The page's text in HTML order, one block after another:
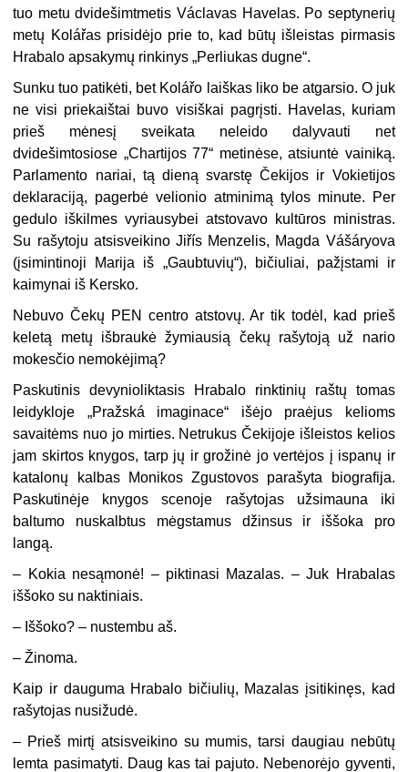
tuo metu dvidešimtmetis Václavas Havelas. Po septynerių
metų Kolářas prisidėjo prie to, kad būtų išleistas pirmasis
Hrabalo apsakymų rinkinys „Perliukas dugne“.
Sunku tuo patikėti, bet Kolářo laiškas liko be atgarsio. O juk
ne visi priekaištai buvo visiškai pagrįsti. Havelas, kuriam
prieš mėnesį sveikata neleido dalyvauti net
dvidešimtosiose „Chartijos 77“ metinėse, atsiuntė vainiką.
Parlamento nariai, tą dieną svarstę Čekijos ir Vokietijos
deklaraciją, pagerbė velionio atminimą tylos minute. Per
gedulo iškilmes vyriausybei atstovavo kultūros ministras.
Su rašytoju atsisveikino Jiřís Menzelis, Magda Vášáryova
(įsimintinoji Marija iš „Gaubtuvių“), bičiuliai, pažįstami ir
kaimynai iš Kersko.
Nebuvo Čekų PEN centro atstovų. Ar tik todėl, kad prieš
keletą metų išbraukė žymiausią čekų rašytoją už nario
mokesčio nemokėjimą?
Paskutinis devynioliktasis Hrabalo rinktinių raštų tomas
leidykloje „Pražská imaginace“ išėjo praėjus kelioms
savaitėms nuo jo mirties. Netrukus Čekijoje išleistos kelios
jam skirtos knygos, tarp jų ir grožinė jo vertėjos į ispanų ir
katalonų kalbas Monikos Zgustovos parašyta biografija.
Paskutinėje knygos scenoje rašytojas užsimauna iki
baltumo nuskalbtus mėgstamus džinsus ir iššoka pro
langą.
– Kokia nesąmonė! – piktinasi Mazalas. – Juk Hrabalas
iššoko su naktiniais.
– Iššoko? – nustembu aš.
– Žinoma.
Kaip ir dauguma Hrabalo bičiulių, Mazalas įsitikinęs, kad
rašytojas nusižudė.
– Prieš mirtį atsisveikino su mumis, tarsi daugiau nebūtų
lemta pasimatyti. Daug kas tai pajuto. Nebenorėjo gyventi,